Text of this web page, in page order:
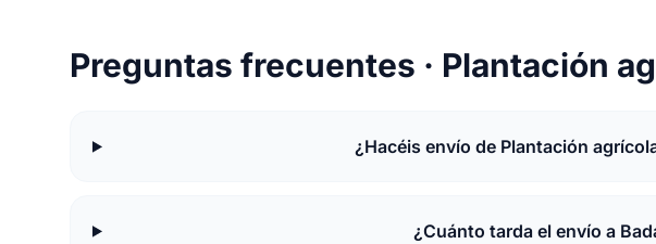
Preguntas frecuentes · Plantación
¿Hacéis envío de Plantación
¿Cuánto tarda el envío a